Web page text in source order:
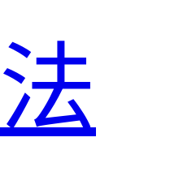
法